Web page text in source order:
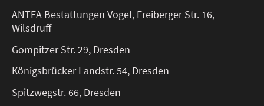
ANTEA Bestattungen Vogel, Freiberger Str. 16,
Wilsdruff
Gompitzer Str. 29, Dresden
Königsbrücker Landstr. 54, Dresden
Spitzwegstr. 66, Dresden